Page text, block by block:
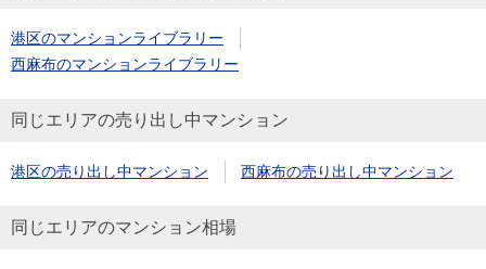
港区のマンションライブラリー
西麻布のマンションライブラリー
同じエリアの売り出し中マンション
港区の売り出し中マンション 西麻布の売り出し中マンション
同じエリアのマンション相場